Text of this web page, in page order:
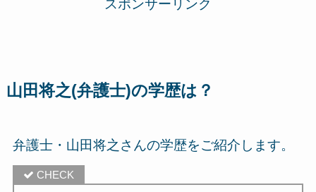
スポンサーリンク
山田将之(弁護士)の学歴は？
弁護士・山田将之さんの学歴をご紹介します。